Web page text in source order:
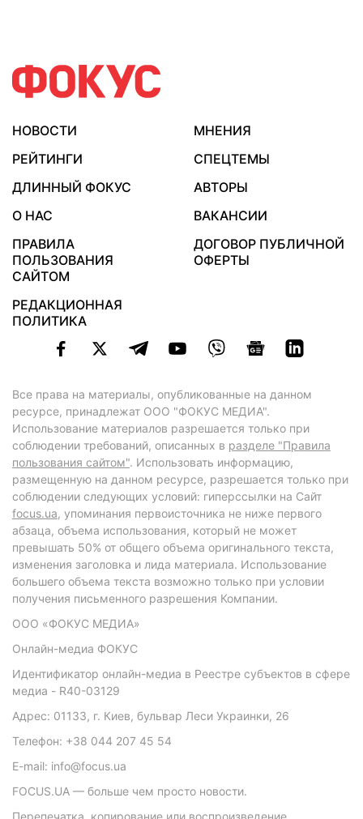
НОВОСТИ
МНЕНИЯ
РЕЙТИНГИ
СПЕЦТЕМЫ
ДЛИННЫЙ ФОКУС
АВТОРЫ
О НАС
ВАКАНСИИ
ПРАВИЛА
ПОЛЬЗОВАНИЯ
САЙТОМ
ДОГОВОР ПУБЛИЧНОЙ
ОФЕРТЫ
РЕДАКЦИОННАЯ
ПОЛИТИКА
Все права на материалы, опубликованные на данном
ресурсе, принадлежат ООО "ФОКУС МЕДИА".
Использование материалов разрешается только при
соблюдении требований, описанных в разделе "Правила
пользования сайтом". Использовать информацию,
размещенную на данном ресурсе, разрешается только при
соблюдении следующих условий: гиперссылки на Сайт
focus.ua, упоминания первоисточника не ниже первого
абзаца, объема использования, который не может
превышать 50% от общего объема оригинального текста,
изменения заголовка и лида материала. Использование
большего объема текста возможно только при условии
получения письменного разрешения Компании.
ООО «ФОКУС МЕДИА»
Онлайн-медиа ФОКУС
Идентификатор онлайн-медиа в Реестре субъектов в сфере
медиа - R40-03129
Адрес: 01133, г. Киев, бульвар Леси Украинки, 26
Телефон: +38 044 207 45 54
E-mail: info@focus.ua
FOCUS.UA — больше чем просто новости.